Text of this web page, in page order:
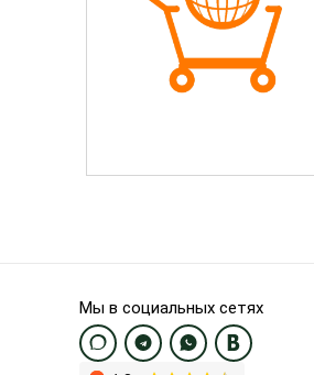
Мы в социальных сетях